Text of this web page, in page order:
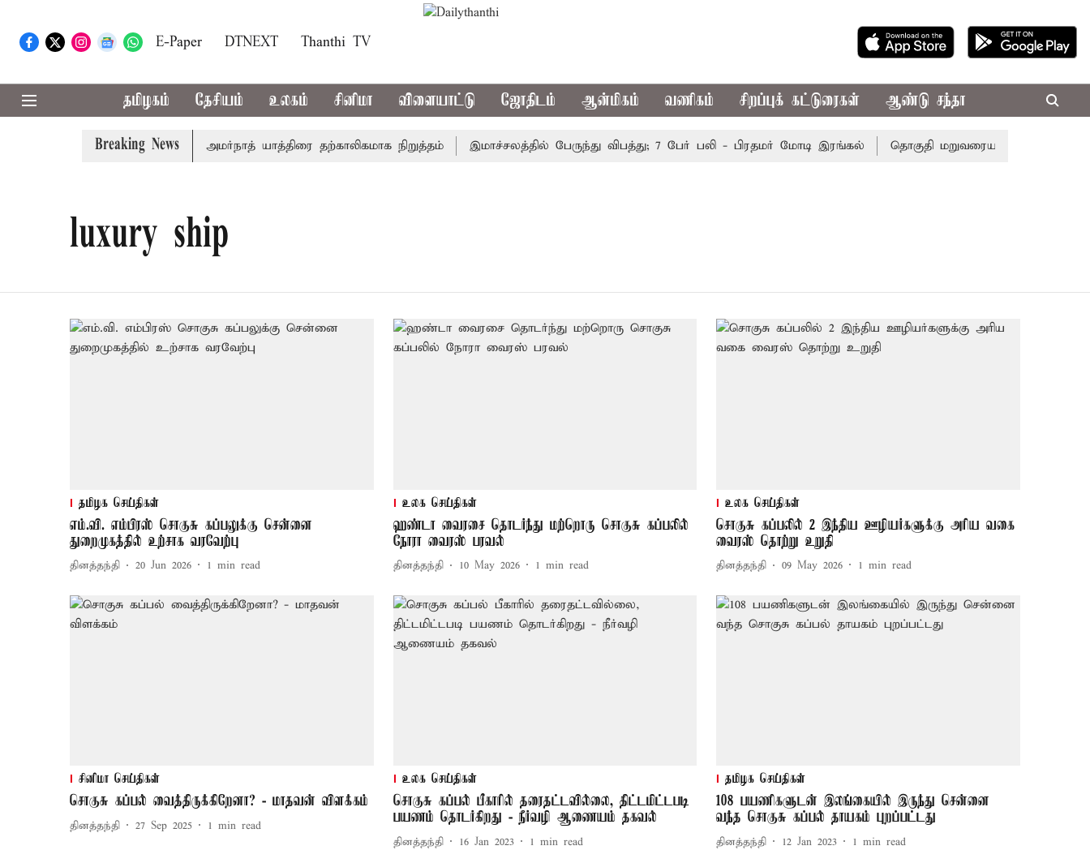
E-Paper DTNEXT Thanthi TV
தமிழகம் தேசியம் உலகம் சினிமா விளையாட்டு ஜோதிடம் ஆன்மிகம் வணிகம் சிறப்புக் கட்டுரைகள் ஆண்டு சந்தா
Breaking News
சுப்ரீம்கோர்ட்டில் விசாரணை அமர்நாத் யாத்திரை தற்காலிகமாக நிறுத்தம் இமாச்சலத்தில் பேருந்து விபத்து; 7 பேர் பலி - பிரதமர் மோடி இரங்கல் தொகுதி மறுவரையறை நடந்தால்
luxury ship
தமிழக செய்திகள்
எம்.வி. எம்பிரஸ் சொகுசு கப்பலுக்கு சென்னை
துறைமுகத்தில் உற்சாக வரவேற்பு
தினத்தந்தி 20 Jun 2026 1 min read
உலக செய்திகள்
ஹண்டா வைரசை தொடர்ந்து மற்றொரு சொகுசு கப்பலில்
நோரா வைரஸ் பரவல்
தினத்தந்தி 10 May 2026 1 min read
உலக செய்திகள்
சொகுசு கப்பலில் 2 இந்திய ஊழியர்களுக்கு அரிய வகை
வைரஸ் தொற்று உறுதி
தினத்தந்தி 09 May 2026 1 min read
சினிமா செய்திகள்
சொகுசு கப்பல் வைத்திருக்கிறேனா? - மாதவன் விளக்கம்
தினத்தந்தி 27 Sep 2025 1 min read
உலக செய்திகள்
சொகுசு கப்பல் பீகாரில் தரைதட்டவில்லை, திட்டமிட்டபடி
பயணம் தொடர்கிறது - நீர்வழி ஆணையம் தகவல்
தினத்தந்தி 16 Jan 2023 1 min read
தமிழக செய்திகள்
108 பயணிகளுடன் இலங்கையில் இருந்து சென்னை
வந்த சொகுசு கப்பல் தாயகம் புறப்பட்டது
தினத்தந்தி 12 Jan 2023 1 min read